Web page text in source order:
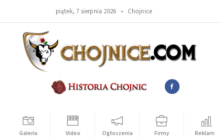
piątek, 7 sierpnia 2026 • Chojnice
Galeria Video Ogłoszenia Firmy Reklama